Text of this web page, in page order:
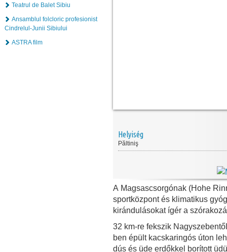
Teatrul de Balet Sibiu
Ansamblul folcloric profesionist
Cindrelul-Junii Sibiului
ASTRA film
Helyiség
Păltiniş
A Magsascsorgónak (Hohe
sportközpont és klimatikus
kirándulásokat ígér a
32 km-re fekszik
ben épült kacskaringós úton
dús és üde erdőkkel borított